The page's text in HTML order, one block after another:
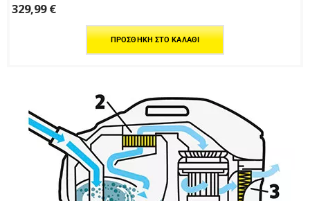
329,99€
ΠΡΟΣΘΉΚΗ ΣΤΟ ΚΑΛΆΘΙ